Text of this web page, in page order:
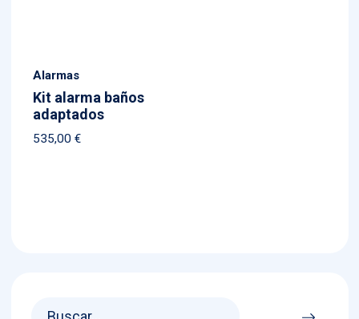
Alarmas
Kit alarma baños
adaptados
535,00€